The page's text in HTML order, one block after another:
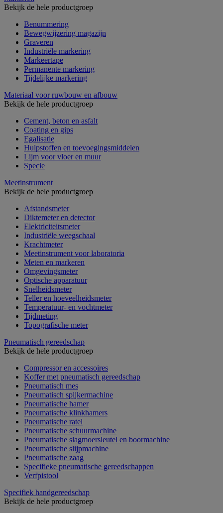
Bekijk de hele productgroep
Benummering
Bewegwijzering magazijn
Graveren
Industriële markering
Markeertape
Permanente markering
Tijdelijke markering
Materiaal voor ruwbouw en afbouw
Bekijk de hele productgroep
Cement, beton en asfalt
Coating en gips
Egalisatie
Hulpstoffen en toevoegingsmiddelen
Lijm voor vloer en muur
Specie
Meetinstrument
Bekijk de hele productgroep
Afstandsmeter
Diktemeter en detector
Elektriciteitsmeter
Industriële weegschaal
Krachtmeter
Meetinstrument voor laboratoria
Meten en markeren
Omgevingsmeter
Optische apparatuur
Snelheidsmeter
Teller en hoeveelheidsmeter
Temperatuur- en vochtmeter
Tijdmeting
Topografische meter
Pneumatisch gereedschap
Bekijk de hele productgroep
Compressor en accessoires
Koffer met pneumatisch gereedschap
Pneumatisch mes
Pneumatisch spijkermachine
Pneumatische hamer
Pneumatische klinkhamers
Pneumatische ratel
Pneumatische schuurmachine
Pneumatische slagmoersleutel en boormachine
Pneumatische slijpmachine
Pneumatische zaag
Specifieke pneumatische gereedschappen
Verfpistool
Specifiek handgereedschap
Bekijk de hele productgroep